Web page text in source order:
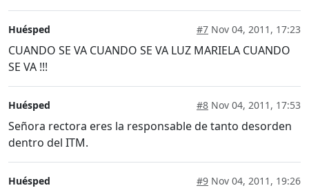
Huésped #7 Nov 04, 2011, 17:23
CUANDO SE VA CUANDO SE VA LUZ MARIELA CUANDO
SE VA !!!
Huésped #8 Nov 04, 2011, 17:53
Señora rectora eres la responsable de tanto desorden
dentro del ITM.
Huésped #9 Nov 04, 2011, 19:26